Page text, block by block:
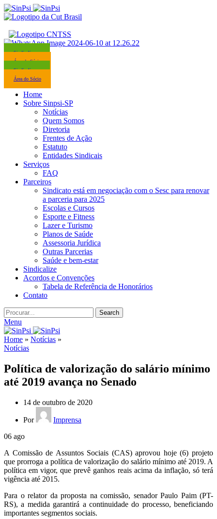
Sindicalize-se
Área do Sócio
Sindicalize-se
Área do Sócio
Home
Sobre Sinpsi-SP
Notícias
Quem Somos
Diretoria
Frentes de Ação
Estatuto
Entidades Sindicais
Serviços
FAQ
Parceiros
Sindicato está em negociação com o Sesc para renovar
a parceria para 2025
Escolas e Cursos
Esporte e Fitness
Lazer e Turismo
Planos de Saúde
Assessoria Jurídica
Outras Parcerias
Saúde e bem-estar
Sindicalize
Acordos e Convenções
Tabela de Referência de Honorários
Contato
Search
Menu
Home » Notícias »
Notícias
Política de valorização do salário mínimo
até 2019 avança no Senado
14 de outubro de 2020
Por
Imprensa
06 ago
A Comissão de Assuntos Sociais (CAS) aprovou hoje (6) projeto
que prorroga a política de valorização do salário mínimo até 2019. A
política em vigor, que prevê ganhos reais acima da inflação, só terá
vigência até 2015.
Para o relator da proposta na comissão, senador Paulo Paim (PT-
RS), a medida garantirá a continuidade do processo, beneficiando
importantes segmentos sociais.